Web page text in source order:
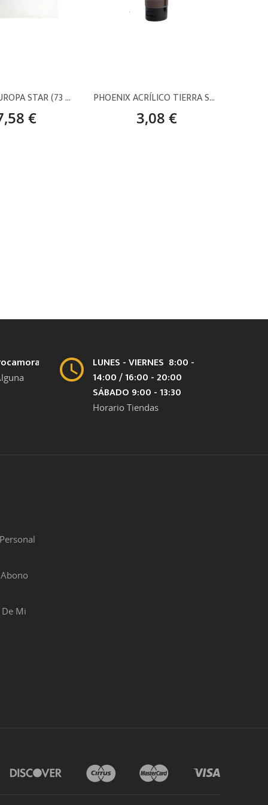
BASTIDOR EUROPA STAR (73 X 54 CM) – 20P
€
PHOENIX ACRÍLICO TIERRA SOMBRA NATURAL (688) – 120 ML
3,08 €
LUNES - VIERNES 8:00 -
14:00 / 16:00 - 20:00
SÁBADO 9:00 - 13:30
Horario Tiendas
Mi